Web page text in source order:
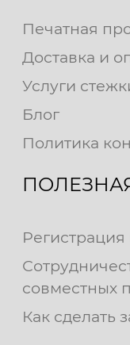
Печатная
Доставка и
Услуги
Блог
Политика
Регистрация
совместных
Как сделать